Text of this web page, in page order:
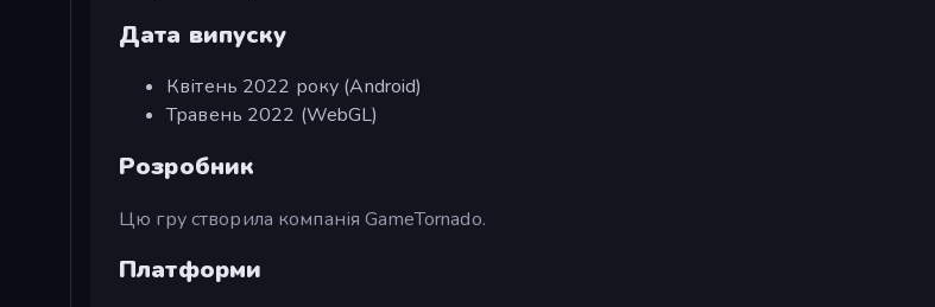
Дата випуску
Квітень 2022 року (Android)
Травень 2022 (WebGL)
Розробник
Цю гру створила компанія GameTornado.
Платформи